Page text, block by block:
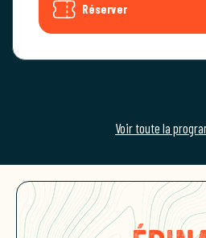
Réserver
Voir toute la